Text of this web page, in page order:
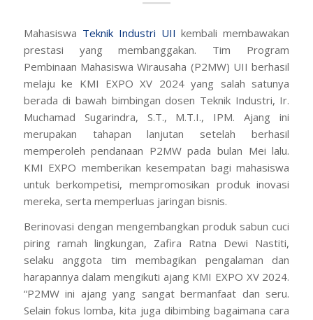
Mahasiswa Teknik Industri UII kembali membawakan
prestasi yang membanggakan. Tim Program
Pembinaan Mahasiswa Wirausaha (P2MW) UII berhasil
melaju ke KMI EXPO XV 2024 yang salah satunya
berada di bawah bimbingan dosen Teknik Industri, Ir.
Muchamad Sugarindra, S.T., M.T.I., IPM. Ajang ini
merupakan tahapan lanjutan setelah berhasil
memperoleh pendanaan P2MW pada bulan Mei lalu.
KMI EXPO memberikan kesempatan bagi mahasiswa
untuk berkompetisi, mempromosikan produk inovasi
mereka, serta memperluas jaringan bisnis.
Berinovasi dengan mengembangkan produk sabun cuci
piring ramah lingkungan, Zafira Ratna Dewi Nastiti,
selaku anggota tim membagikan pengalaman dan
harapannya dalam mengikuti ajang KMI EXPO XV 2024.
“P2MW ini ajang yang sangat bermanfaat dan seru.
Selain fokus lomba, kita juga dibimbing bagaimana cara